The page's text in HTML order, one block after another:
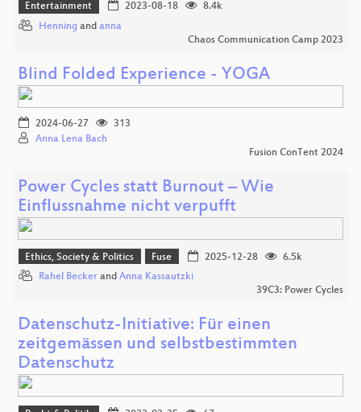
Entertainment 2023-08-18
8.4k
Henning and anna
Chaos Communication Camp 2023
Blind Folded Experience - YOGA
2024-06-27
313
Anna Lena Bach
Fusion ConTent 2024
Power Cycles statt Burnout – Wie
Einflussnahme nicht verpufft
Ethics, Society & Politics Fuse 2025-12-28
6.5k
Rahel Becker and Anna Kassautzki
39C3: Power Cycles
Datenschutz-Initiative: Für einen
zeitgemässen und selbstbestimmten
Datenschutz